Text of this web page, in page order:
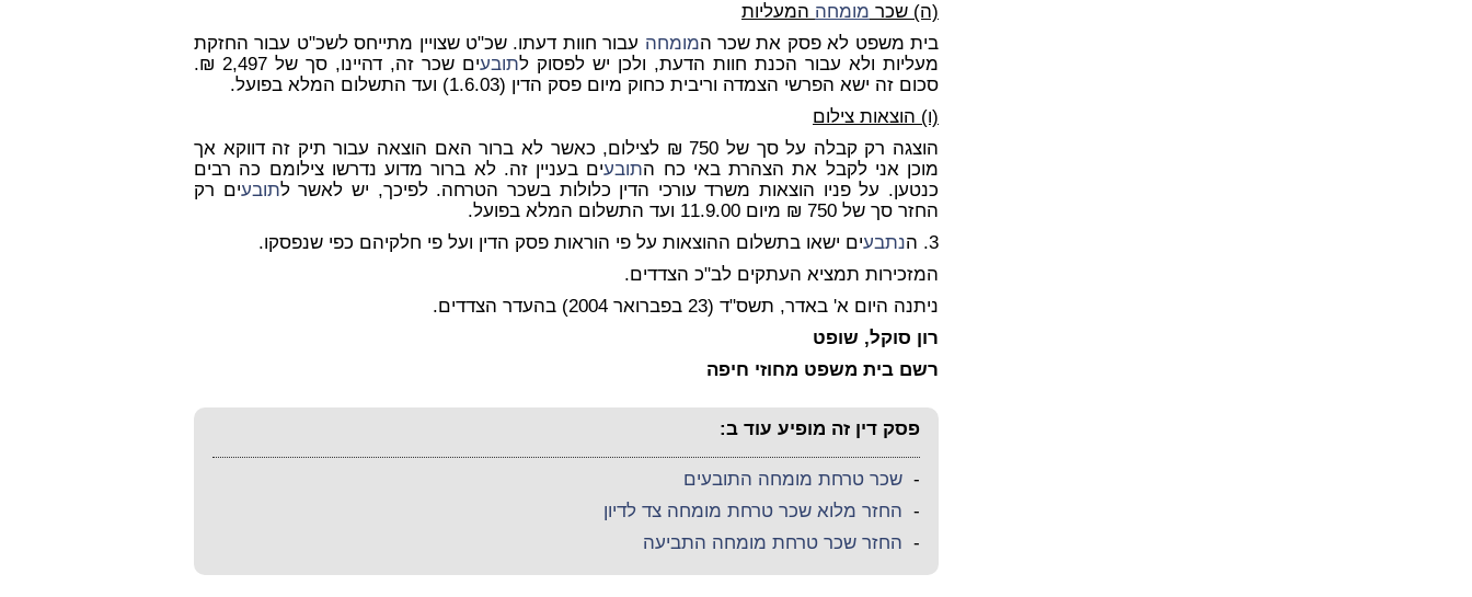
(ה) שכר מומחה המעליות
בית משפט לא פסק את שכר המומחה עבור חוות דעתו. שכ"ט שצויין מתייחס לשכ"ט עבור החזקת
מעליות ולא עבור הכנת חוות הדעת, ולכן יש לפסוק לתובע
ים שכר זה, דהיינו, סך של 2,497 ₪.
סכום זה ישא הפרשי הצמדה וריבית כחוק מיום פסק הדין (1.6.03) ועד התשלום המלא בפועל.
(ו) הוצאות צילום
הוצגה רק קבלה על סך של 750 ₪ לצילום, כאשר לא ברור האם הוצאה עבור תיק זה דווקא אך
מוכן אני לקבל את הצהרת באי כח התובעים בעניין זה. לא ברור מדוע נדרשו צילומם כה רבים
כנטען. על פניו הוצאות משרד עורכי הדין כלולות בשכר הטרחה. לפיכך, יש לאשר לתובעים רק
החזר סך של 750 ₪ מיום 11.9.00 ועד התשלום המלא בפועל.
3. ה
נתבעים ישאו בתשלום ההוצאות על פי הוראות פסק הדין ועל פי חלקיהם כפי שנפסקו.
המזכירות תמציא העתקים לב"כ הצדדים.
ניתנה היום א' באדר, תשס"ד (23 בפברואר 2004) בהעדר הצדדים.
רון סוקל, שופט
רשם בית משפט מחוזי חיפה
פסק דין זה מופיע עוד ב:
- שכר טרחת מומחה התובעים
- החזר מלוא שכר טרחת מומחה צד לדיון
- החזר שכר טרחת מומחה התביעה